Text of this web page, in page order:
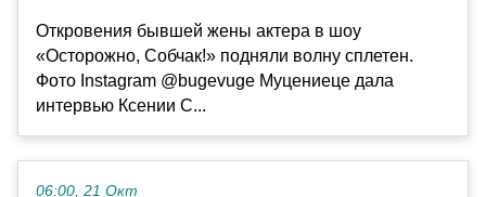
Откровения бывшей жены актера в шоу
«Осторожно, Собчак!» подняли волну сплетен.
Фото Instagram @bugevuge Муцениеце дала
интервью Ксении С...
06:00, 21 Окт